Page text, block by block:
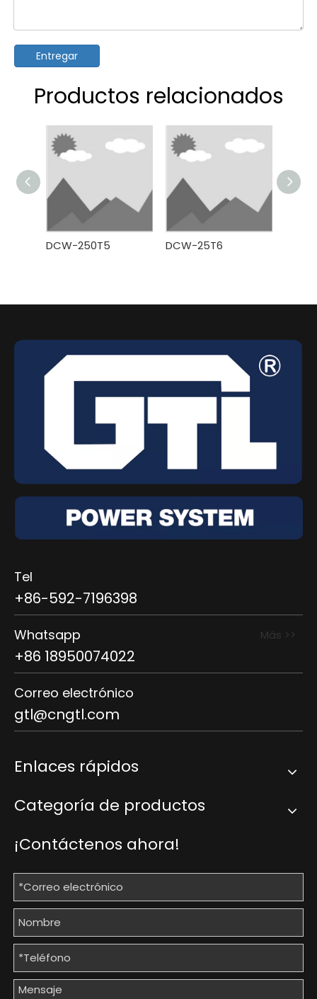
Entregar
Productos relacionados
DCW-250T5 DCW-25T6
Tel
+86-592-7196398
Whatsapp Más >>
+86 18950074022
Correo electrónico
gtl@cngtl.com
Enlaces rápidos
Categoría de productos
¡Contáctenos ahora!